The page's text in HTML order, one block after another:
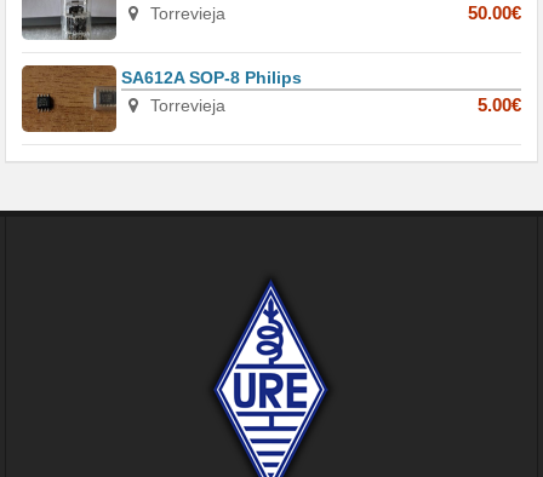
Torrevieja
50.00€
SA612A SOP-8 Philips
Torrevieja
5.00€